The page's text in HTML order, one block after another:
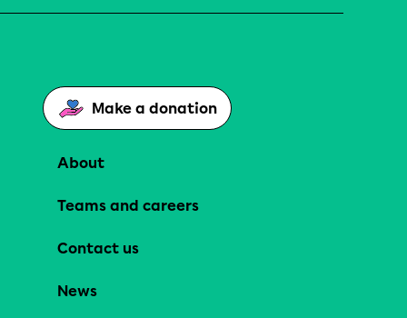
Make a donation
About
Teams and careers
Contact us
News